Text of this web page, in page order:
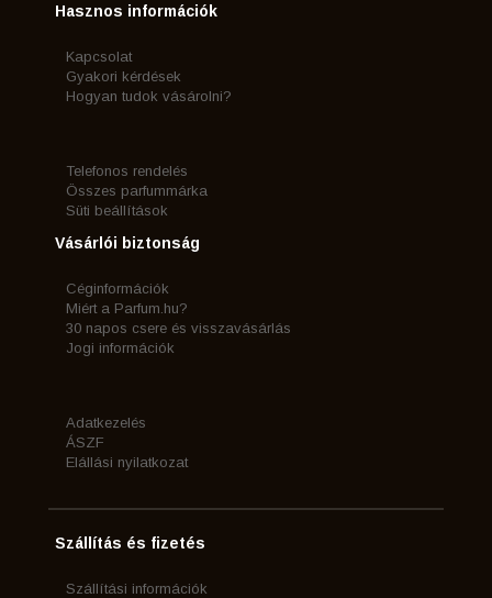
Hasznos információk
Kapcsolat
Gyakori kérdések
Hogyan tudok vásárolni?
Telefonos rendelés
Összes parfummárka
Süti beállítások
Vásárlói biztonság
Céginformációk
Miért a Parfum.hu?
30 napos csere és visszavásárlás
Jogi információk
Adatkezelés
ÁSZF
Elállási nyilatkozat
Szállítás és fizetés
Szállítási információk